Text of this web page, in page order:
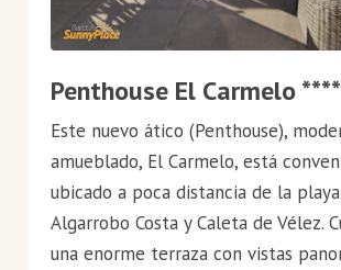
Penthouse El Carmelo ****
Este nuevo ático (Penthouse),
amueblado, El Carmelo, está
ubicado a poca distancia de la
Algarrobo Costa y Caleta de Vélez.
una enorme terraza con vistas